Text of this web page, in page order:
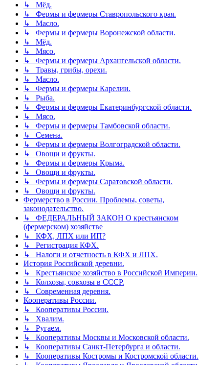
↳ Мёд.
↳ Фермы и фермеры Ставропольского края.
↳ Масло.
↳ Фермы и фермеры Воронежской области.
↳ Мёд.
↳ Мясо.
↳ Фермы и фермеры Архангельской области.
↳ Травы, грибы, орехи.
↳ Масло.
↳ Фермы и фермеры Карелии.
↳ Рыба.
↳ Фермы и фермеры Екатеринбургской области.
↳ Мясо.
↳ Фермы и фермеры Тамбовской области.
↳ Семена.
↳ Фермы и фермеры Волгоградской области.
↳ Овощи и фрукты.
↳ Фермы и фермеры Крыма.
↳ Овощи и фрукты.
↳ Фермы и фермеры Саратовской области.
↳ Овощи и фрукты.
Фермерство в России. Проблемы, советы,
законодательство.
↳ ФЕДЕРАЛЬНЫЙ ЗАКОН О крестьянском
(фермерском) хозяйстве
↳ КФХ, ЛПХ или ИП?
↳ Регистрация КФХ.
↳ Налоги и отчетность в КФХ и ЛПХ.
История Российской деревни.
↳ Крестьянское хозяйство в Российской Империи.
↳ Колхозы, совхозы в СССР.
↳ Современная деревня.
Кооперативы России.
↳ Кооперативы России.
↳ Хвалим.
↳ Ругаем.
↳ Кооперативы Москвы и Московской области.
↳ Кооперативы Санкт-Петербурга и области.
↳ Кооперативы Костромы и Костромской области.